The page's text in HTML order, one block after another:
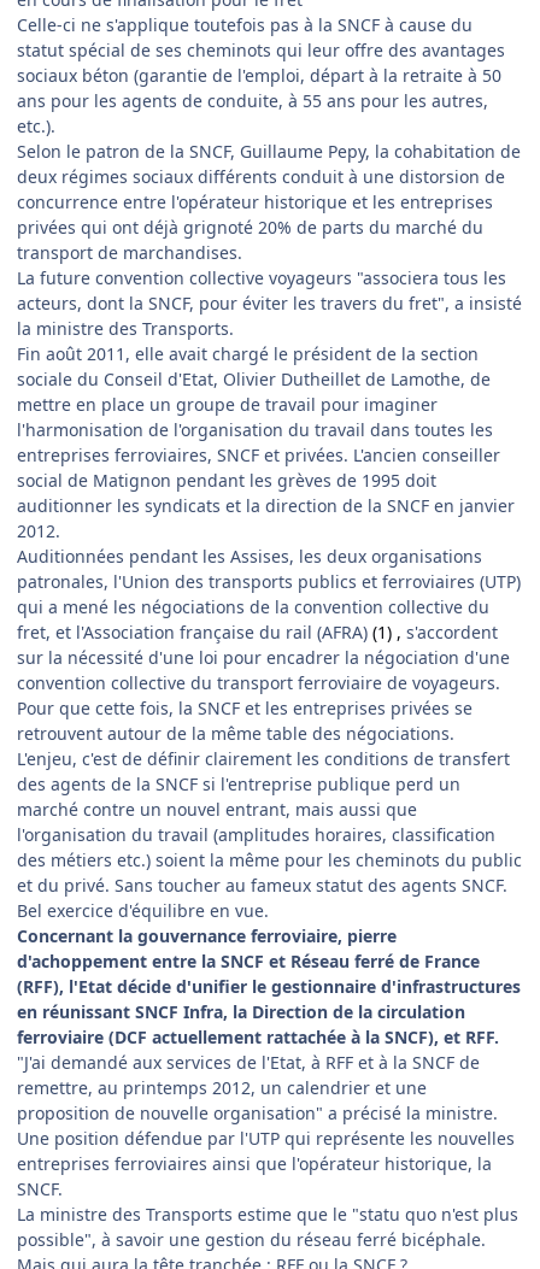
Celle-ci ne s'applique toutefois pas à la SNCF à cause du
statut spécial de ses cheminots qui leur offre des avantages
sociaux béton (garantie de l'emploi, départ à la retraite à 50
ans pour les agents de conduite, à 55 ans pour les autres,
etc.).
Selon le patron de la SNCF, Guillaume Pepy, la cohabitation de
deux régimes sociaux différents conduit à une distorsion de
concurrence entre l'opérateur historique et les entreprises
privées qui ont déjà grignoté 20% de parts du marché du
transport de marchandises.
La future convention collective voyageurs "associera tous les
acteurs, dont la SNCF, pour éviter les travers du fret", a insisté
la ministre des Transports.
Fin août 2011, elle avait chargé le président de la section
sociale du Conseil d'Etat, Olivier Dutheillet de Lamothe, de
mettre en place un groupe de travail pour imaginer
l'harmonisation de l'organisation du travail dans toutes les
entreprises ferroviaires, SNCF et privées. L'ancien conseiller
social de Matignon pendant les grèves de 1995 doit
auditionner les syndicats et la direction de la SNCF en janvier
2012.
Auditionnées pendant les Assises, les deux organisations
patronales, l'Union des transports publics et ferroviaires (UTP)
qui a mené les négociations de la convention collective du
fret, et l'Association française du rail (AFRA) (1) , s'accordent
sur la nécessité d'une loi pour encadrer la négociation d'une
convention collective du transport ferroviaire de voyageurs.
Pour que cette fois, la SNCF et les entreprises privées se
retrouvent autour de la même table des négociations.
L'enjeu, c'est de définir clairement les conditions de transfert
des agents de la SNCF si l'entreprise publique perd un
marché contre un nouvel entrant, mais aussi que
l'organisation du travail (amplitudes horaires, classification
des métiers etc.) soient la même pour les cheminots du public
et du privé. Sans toucher au fameux statut des agents SNCF.
Bel exercice d'équilibre en vue.
Concernant la gouvernance ferroviaire, pierre
d'achoppement entre la SNCF et Réseau ferré de France
(RFF), l'Etat décide d'unifier le gestionnaire d'infrastructures
en réunissant SNCF Infra, la Direction de la circulation
ferroviaire (DCF actuellement rattachée à la SNCF), et RFF.
"J'ai demandé aux services de l'Etat, à RFF et à la SNCF de
remettre, au printemps 2012, un calendrier et une
proposition de nouvelle organisation" a précisé la ministre.
Une position défendue par l'UTP qui représente les nouvelles
entreprises ferroviaires ainsi que l'opérateur historique, la
SNCF.
La ministre des Transports estime que le "statu quo n'est plus
possible", à savoir une gestion du réseau ferré bicéphale.